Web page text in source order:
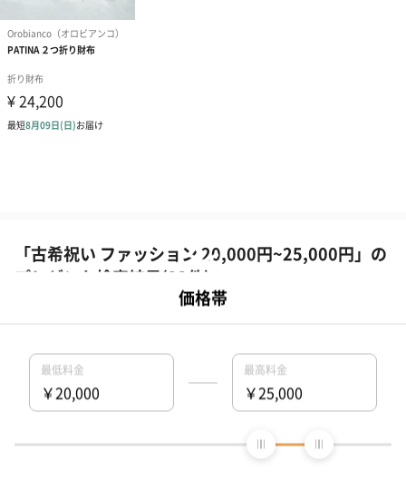
「古希祝い ファッション 20,000円~25,000円」の
プレゼント検索結果(22件)
るネット通販サイトです。こだわりの商品をこだわりのラッピン
グで、最短で即日発送にてご対応いたします。